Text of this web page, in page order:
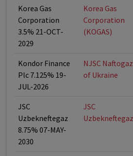
Korea Gas
Corporation
3.5% 21-OCT-
2029
Korea Gas
Corporation
(KOGAS)
Kondor Finance
Plc 7.125% 19-
JUL-2026
NJSC Naftogaz
of Ukraine
JSC
Uzbekneftegaz
8.75% 07-MAY-
2030
JSC
Uzbekneftegaz